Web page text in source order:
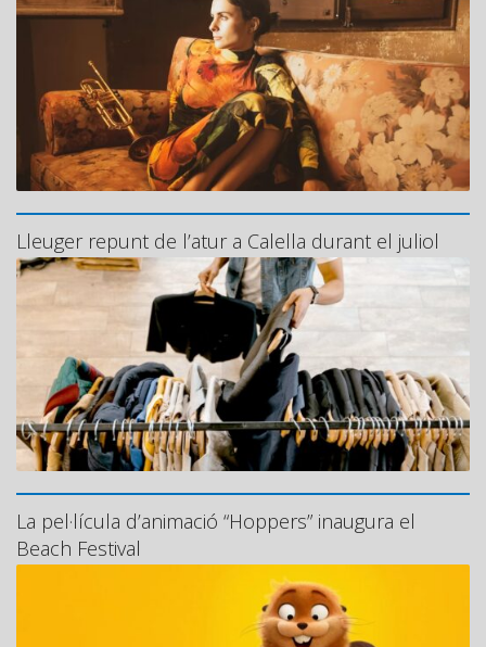
Lleuger repunt de l’atur a Calella durant el juliol
La pel·lícula d’animació “Hoppers” inaugura el
Beach Festival